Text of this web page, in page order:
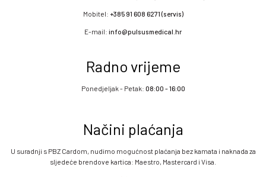
Mobitel: +385 91 608 6271 (servis)
E-mail: info@pulsusmedical.hr
Radno vrijeme
Ponedjeljak - Petak: 08:00 - 16:00
Načini plaćanja
U suradnji s PBZ Cardom, nudimo mogućnost plaćanja bez kamata i naknada za
sljedeće brendove kartica: Maestro, Mastercard i Visa.